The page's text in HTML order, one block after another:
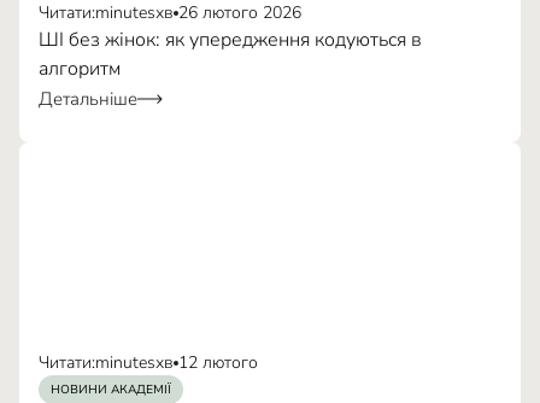
Читати:minutesхв 26 лютого 2026
ШІ без жінок: як упередження кодуються в
алгоритм
Детальніше
Читати:minutesхв 12 лютого
НОВИНИ АКАДЕМІЇ